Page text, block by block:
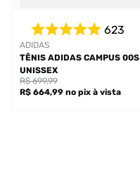
ADIDAS
623
TÊNIS ADIDAS CAMPUS 00S
UNISSEX
R$ 664,99 no pix à vista
R$ 699,99